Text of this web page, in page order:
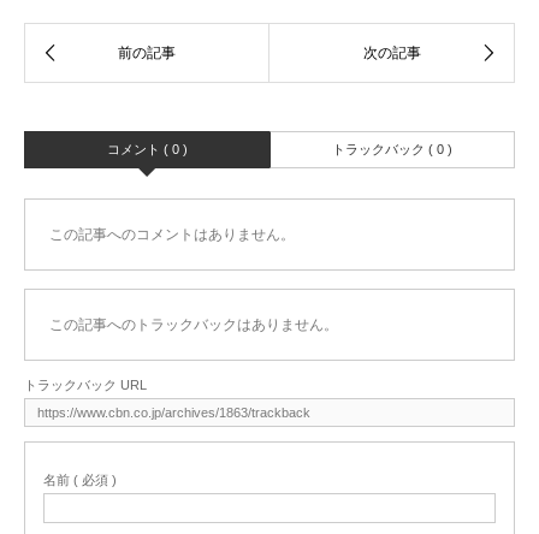
コメント ( 0 ) トラックバック ( 0 )
この記事へのコメントはありません。
この記事へのトラックバックはありません。
トラックバック URL
名前 ( 必須 )